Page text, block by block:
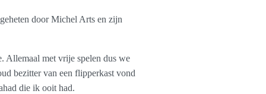
door Michel Arts en zijn
Allemaal met vrije spelen dus we
bezitter van een flipperkast vond
die ik ooit had.